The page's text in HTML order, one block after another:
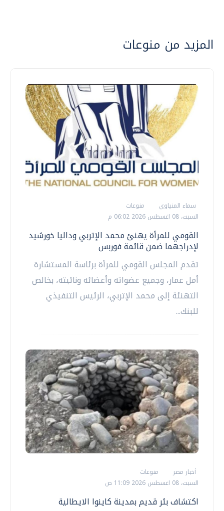
المزيد من منوعات
سماء المنياوي
منوعات
السبت، 08 اغسطس 2026 06:02 م
القومي للمرأة يهنئ محمد الإتربي وداليا خورشيد
لإدراجهما ضمن قائمة فوربس
تقدم المجلس القومي للمرأة برئاسة المستشارة
أمل عمار، وجميع عضواته وأعضائه ونائبته، بخالص
التهنئة إلى محمد الإتربي، الرئيس التنفيذي
للبنك...
أخبار مصر
منوعات
السبت، 08 اغسطس 2026 11:09 ص
اكتشاف بئر قديم بمدينة كاينوا الايطالية